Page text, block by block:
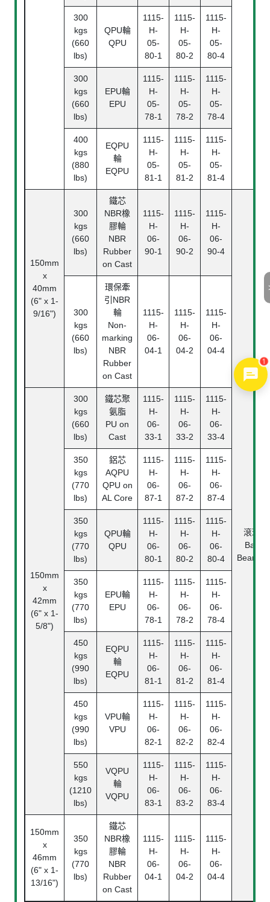
300
kgs
(660
lbs)
QPU輪
QPU
1115-
H-
05-
80-1
1115-
H-
05-
80-2
1115-
H-
05-
80-4
300
kgs
(660
lbs)
EPU輪
EPU
1115-
H-
05-
78-1
1115-
H-
05-
78-2
1115-
H-
05-
78-4
400
kgs
(880
lbs)
EQPU
輪
EQPU
1115-
H-
05-
81-1
1115-
H-
05-
81-2
1115-
H-
05-
81-4
150mm
x
40mm
(6" x 1-
9/16")
300
kgs
(660
lbs)
鐵芯
NBR橡
膠輪
NBR
Rubber
on Cast
1115-
H-
06-
90-1
1115-
H-
06-
90-2
1115-
H-
06-
90-4
滾珠
Ball
Bearing
300
kgs
(660
lbs)
環保牽
引NBR
輪
Non-
marking
NBR
Rubber
on Cast
1115-
H-
06-
04-1
1115-
H-
06-
04-2
1115-
H-
06-
04-4
150mm
x
42mm
(6" x 1-
5/8")
300
kgs
(660
lbs)
鐵芯聚
氨脂
PU on
Cast
1115-
H-
06-
33-1
1115-
H-
06-
33-2
1115-
H-
06-
33-4
350
kgs
(770
lbs)
鋁芯
AQPU
QPU on
AL Core
1115-
H-
06-
87-1
1115-
H-
06-
87-2
1115-
H-
06-
87-4
350
kgs
(770
lbs)
QPU輪
QPU
1115-
H-
06-
80-1
1115-
H-
06-
80-2
1115-
H-
06-
80-4
350
kgs
(770
lbs)
EPU輪
EPU
1115-
H-
06-
78-1
1115-
H-
06-
78-2
1115-
H-
06-
78-4
450
kgs
(990
lbs)
EQPU
輪
EQPU
1115-
H-
06-
81-1
1115-
H-
06-
81-2
1115-
H-
06-
81-4
450
kgs
(990
lbs)
VPU輪
VPU
1115-
H-
06-
82-1
1115-
H-
06-
82-2
1115-
H-
06-
82-4
550
kgs
(1210
lbs)
VQPU
輪
VQPU
1115-
H-
06-
83-1
1115-
H-
06-
83-2
1115-
H-
06-
83-4
150mm
x
46mm
(6" x 1-
13/16")
350
kgs
(770
lbs)
鐵芯
NBR橡
膠輪
NBR
Rubber
on Cast
1115-
H-
06-
04-1
1115-
H-
06-
04-2
1115-
H-
06-
04-4
1